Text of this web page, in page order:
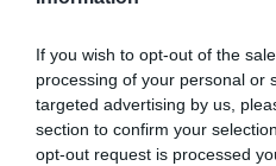
If you wish to opt-out of the
processing of your personal or
targeted advertising by us,
section to confirm your
opt-out request is processed
τους εξαιρετικά
της χώρας μας θα
αλλά και διεθνείς